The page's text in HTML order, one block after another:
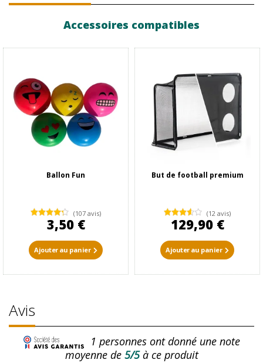
Accessoires compatibles
Ballon Fun
(107 avis)
3,50 €
Ajouter au panier
But de football premium
(12 avis)
129,90 €
Ajouter au panier
Avis
1 personnes ont donné une note
moyenne de5/5à ce produit